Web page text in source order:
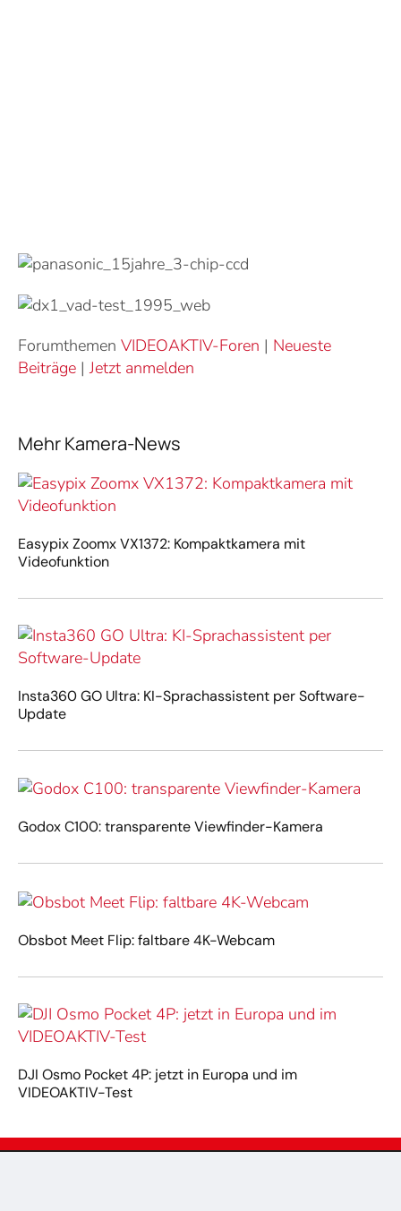
Forumthemen VIDEOAKTIV-Foren | Neueste
Beiträge |Jetzt anmelden
Mehr Kamera-News
Easypix Zoomx VX1372: Kompaktkamera mit
Videofunktion
Insta360 GO Ultra: KI-Sprachassistent per Software-
Update
Godox C100: transparente Viewfinder-Kamera
Obsbot Meet Flip: faltbare 4K-Webcam
DJI Osmo Pocket 4P: jetzt in Europa und im
VIDEOAKTIV-Test